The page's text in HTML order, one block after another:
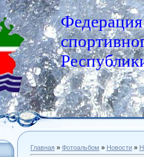
Федерация
Главная » Фотоальбом » Новости »